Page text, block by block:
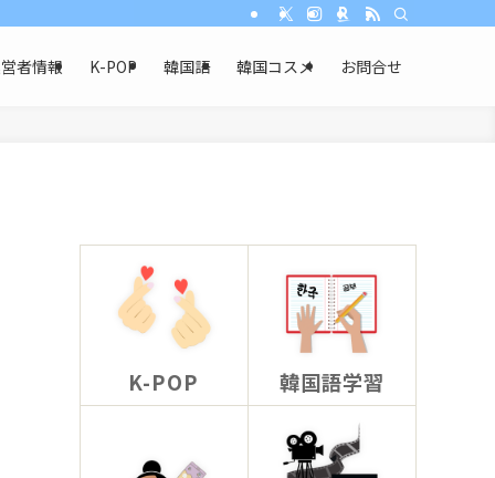
者情報 K-POP 韓国語 韓国コスメ お問合せ
K-POP 韓国語学習